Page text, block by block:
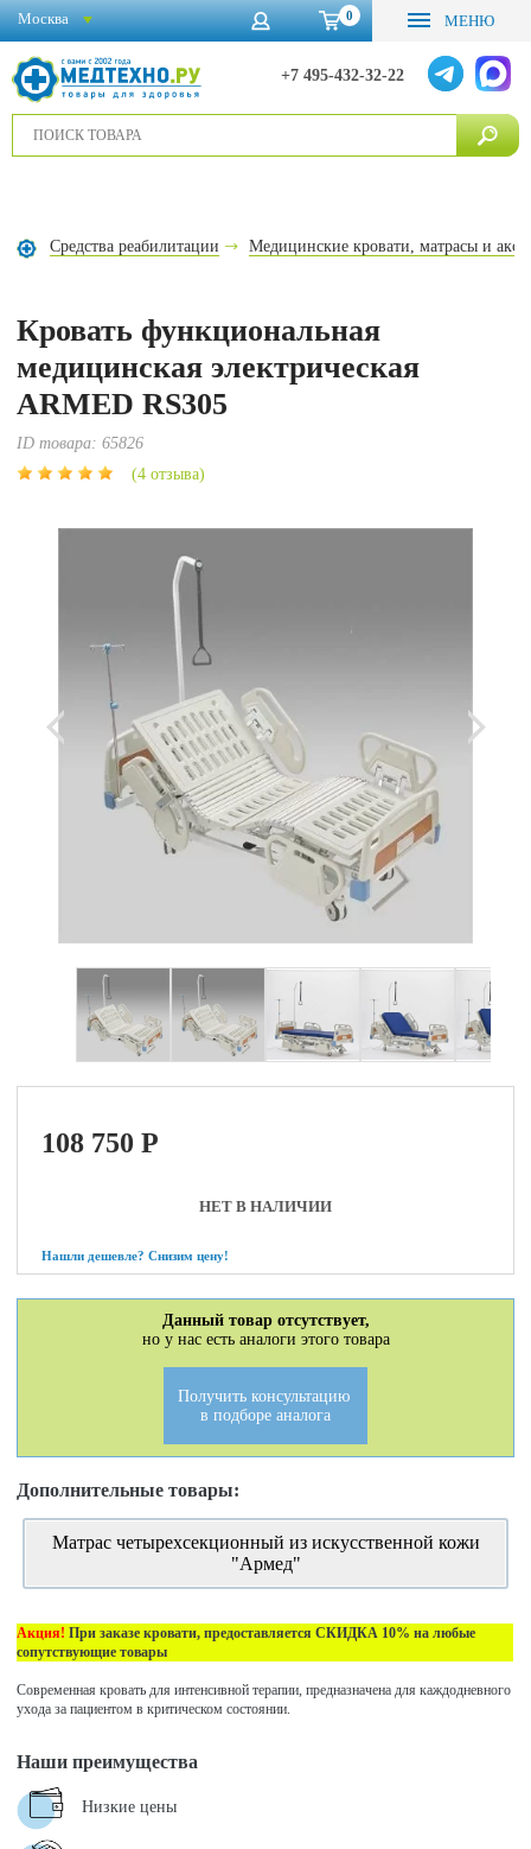
0 МЕНЮ
+7 495-432-32-22
Москва
Средства реабилитации Медицинские кровати, матрасы и
Кровать функциональная
медицинская электрическая
ARMED RS305
ID товара:65826
(4 отзыва)
108 750P
НЕТ В НАЛИЧИИ
Нашли дешевле? Снизим цену!
Данный товар отсутствует,
но у нас есть аналоги этого товара
Получить консультацию
в подборе аналога
Дополнительные товары:
Матрас четырехсекционный из искусственной кожи
"Армед"
Акция! При заказе кровати, предоставляется СКИДКА 10% на любые
сопутствующие товары
Современная кровать для интенсивной терапии, предназначена для каждодневного
ухода за пациентом в критическом состоянии.
Наши преимущества
Низкие цены